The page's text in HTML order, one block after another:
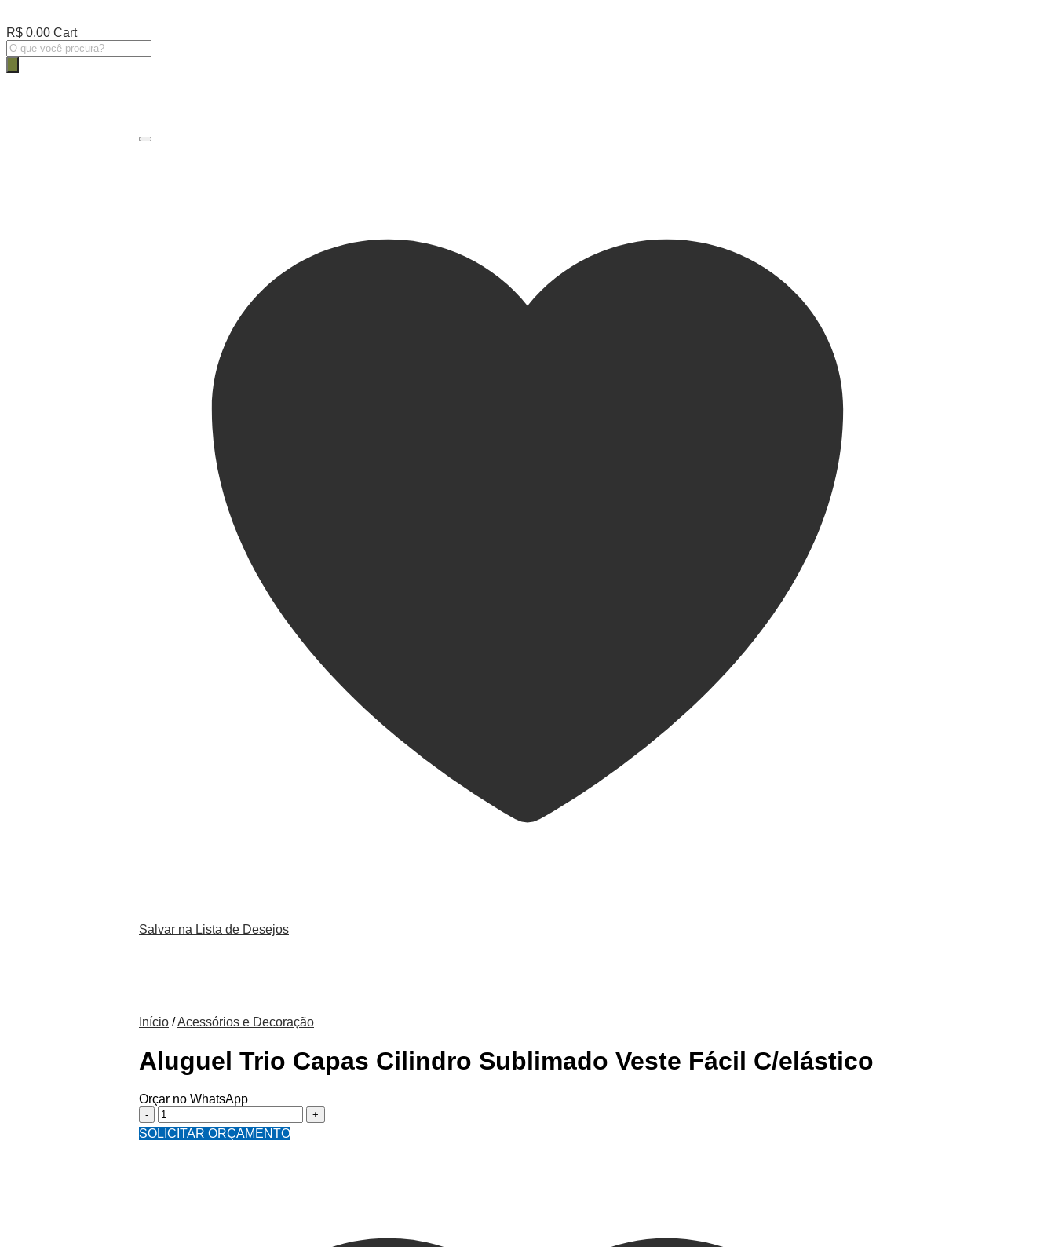
R$ 0,00 Cart
Pesquisar
produtos
Salvar na Lista de Desejos
Início /Acessórios e Decoração
Aluguel Trio Capas Cilindro Sublimado Veste Fácil C/elástico
Orçar no WhatsApp
Aluguel
Trio
Capas
SOLICITAR ORÇAMENTO